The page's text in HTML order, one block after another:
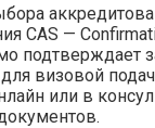
CAS —
подтверждает
визовой
или в